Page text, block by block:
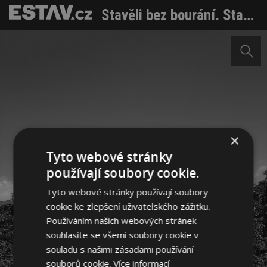
Stavěli bez bourání. Starou stodolu využili a přestavěli na bydlení a sklad
×
Tyto webové stránky
používají soubory cookie.
Tyto webové stránky používají soubory
cookie ke zlepšení uživatelského zážitku.
Používáním našich webových stránek
souhlasíte se všemi soubory cookie v
souladu s našimi zásadami používání
souborů cookie.Více informací